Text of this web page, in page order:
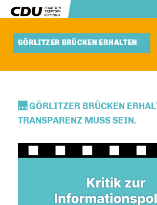
GÖRLITZER BRÜCKEN ERHALTEN
🌉 GÖRLITZER BRÜCKEN
TRANSPARENZ MUSS SEIN.